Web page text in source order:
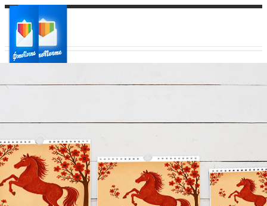
Ваш регион доставки
Выберите из списка: